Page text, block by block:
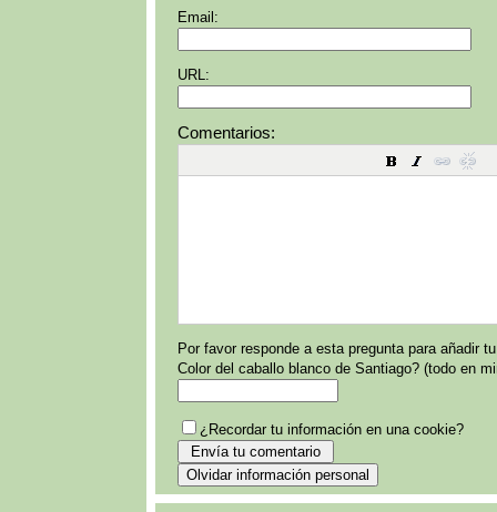
Email:
URL:
Comentarios:
Por favor responde a esta pregunta para añadir
Color del caballo blanco de Santiago? (todo en
¿Recordar tu información en una cookie?